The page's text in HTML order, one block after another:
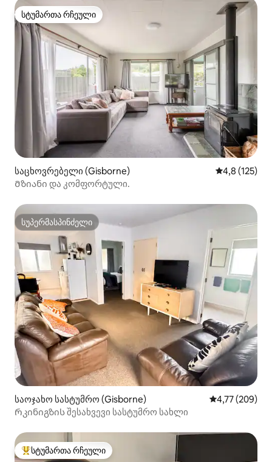
სტუმართა რჩეული
სტუმართა რჩეული
საცხოვრებელი (Gisborne) საშუალო
4,8 (125)
Მზიანი და კომფორტული.
სუპერმასპინძელი
სუპერმასპინძელი
საოჯახო სასტუმრო (Gisborne) საშუალო
4,77 (209)
Რკინიგზის შესახვევი სასტუმრო სახლი
სტუმართა რჩეული მოწინავე ვარიანტი
სტუმართა რჩეული